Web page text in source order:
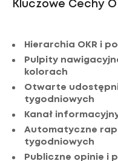
Kluczowe Cechy
Hierarchia OKR i
Pulpity
kolorach
Otwarte
tygodniowych
Kanał
Automatyczne
tygodniowych
Publiczne opinie i